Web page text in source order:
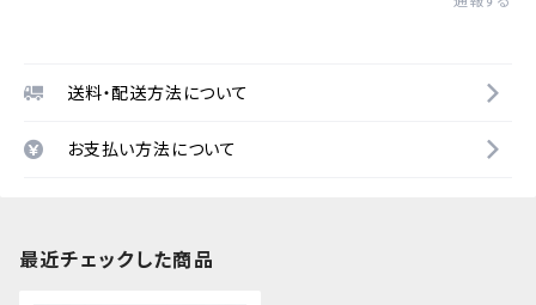
送料・配送方法について
お支払い方法について
最近チェックした商品